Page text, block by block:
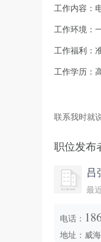
工作内容：
工作环境：
工作福利：
工作学历：
联系我时就
职位发布
吕
最
电话：
地址：威